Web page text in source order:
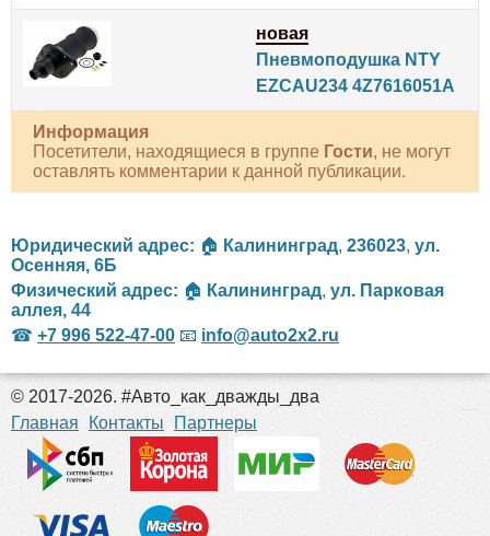
новая
Пневмоподушка NTY
EZCAU234 4Z7616051A
Информация
Посетители, находящиеся в группе Гости, не могут
оставлять комментарии к данной публикации.
Юридический адрес: 🏠 Калининград, 236023, ул.
Осенняя, 6Б
Физический адрес: 🏠 Калининград, ул. Парковая
аллея, 44
☎ +7 996 522-47-00 📧 info@auto2x2.ru
© 2017-2026. #Авто_как_дважды_два
Главная
Контакты Партнеры